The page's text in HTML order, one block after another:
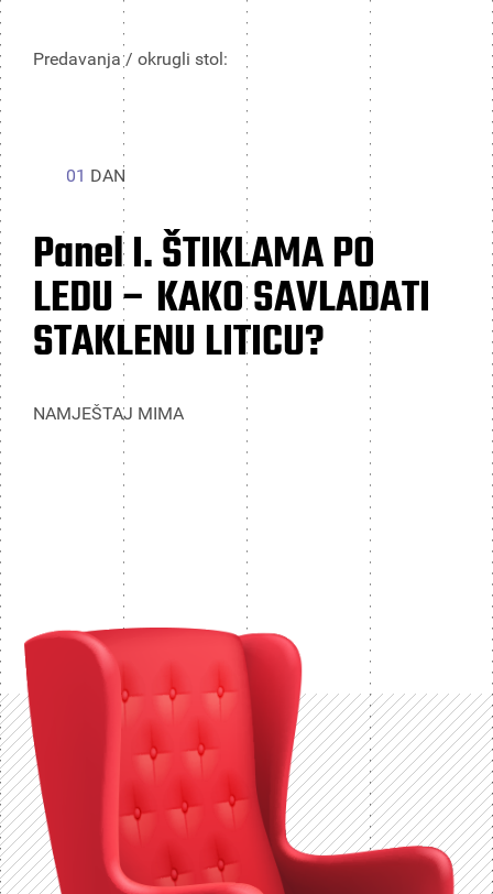
Predavanja / okrugli stol:
01 DAN
Panel I. ŠTIKLAMA PO
LEDU – KAKO SAVLADATI
STAKLENU LITICU?
NAMJEŠTAJ MIMA